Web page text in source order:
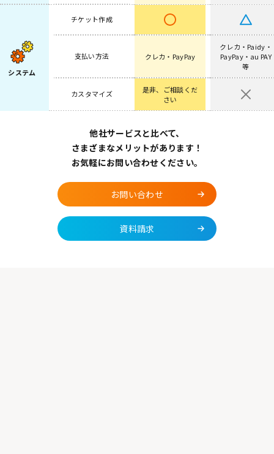
システム
チケット作成
支払い方法 クレカ・PayPay
クレカ・Paidy・
PayPay・au PAY
等
カスタマイズ
是非、ご相談くだ
さい
他社サービスと比べて、
さまざまなメリットがあります！
お気軽にお問い合わせください。
お問い合わせ
資料請求